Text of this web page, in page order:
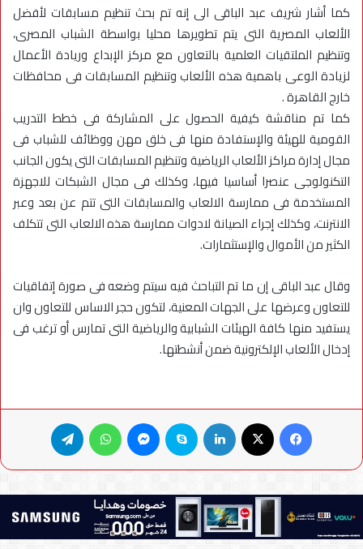
كما أشار شريف عبد الباقى الى إنه تم بحث تنظيم مسابقات لأفضل
الألعاب المصرية التى يتم تطويرها محليا بواسطة الشباب المصرى،
وتنظيم الملتقيات العلمية بالتعاون مع مركز الإبداع وريادة الأعمال
لزيادة الوعى باهمية هذه الألعاب وتنظيم المسابقات فى محافظات
خارج القاهرة .
كما تم مناقشة كيفية الحصول على المشاركة فى خطط التدريب
القومية للهيئة والإستفادة منها فى خلق مهن ووظائف للشباب فى
مجال إدارة مراكز الألعاب الرياضية وتنظيم المسابقات التى يكون الجانب
التكنولوجى عنصرا أساسيا فيها، وكذلك فى مجال الشبكات للاجهزة
المستخدمة فى ممارسة الالعاب والمسابقات التى تتم عن بعد وعبر
الانترنت، وكذلك إجراء الصيانة لادوات ممارسة هذه الالعاب التى تتكلف
الكثير من الأموال والإستثمارات.
وقال عبد الباقى إن ما تم التباحث فيه سيتم وضعه فى صورة إتفاقيات
للتعاون وعرضها على الجهات المعنية، لتكون حجر الاساس للتعاون وان
يستفيد منها كافة الهيئات الشبابية والرياضية التى تمارس أو ترغب فى
إدخال الألعاب الإلكترونية ضمن أنشطتها.
فيسبوك لينكدإن سكايب ماسنجر واتساب